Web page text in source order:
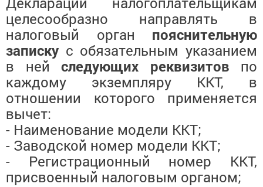
целесообразно направлять в
налоговый орган пояснительную
записку с обязательным указанием
в ней следующих реквизитов по
каждому экземпляру ККТ, в
отношении которого применяется
вычет:
- Наименование модели ККТ;
- Заводской номер модели ККТ;
- Регистрационный номер ККТ,
присвоенный налоговым органом;